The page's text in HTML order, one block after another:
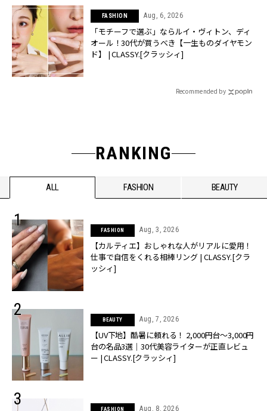
FASHION Aug, 6, 2026
「モチーフで選ぶ」ならルイ・ヴィトン、ディ
オール！30代が買うべき【一生ものダイヤモン
ド】 | CLASSY.[クラッシィ]
Recommended by
RANKING
ALL FASHION BEAUTY
FASHION Aug, 3, 2026
【カルティエ】おしゃれな人がリアルに愛用！
仕事で自信をくれる相棒リング | CLASSY.[クラ
ッシィ]
BEAUTY Aug, 7, 2026
【UV下地】酷暑に頼れる！ 2,000円台〜3,000円
台の名品3選｜30代美容ライターが正直レビュ
ー | CLASSY.[クラッシィ]
FASHION Aug, 8, 2026